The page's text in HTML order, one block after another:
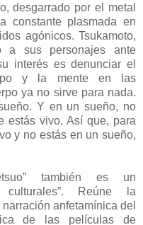
desgarrado por el metal
constante plasmada en
agónicos. Tsukamoto,
a sus personajes ante
interés es denunciar el
y la mente en las
ya no sirve para nada.
Y en un sueño, no
estás vivo. Así que, para
y no estás en un sueño,
también es un
culturales”. Reúne la
anfetamínica del
de las películas de